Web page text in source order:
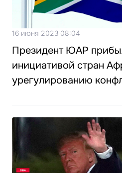
16 июня 2023 08:04
Президент ЮАР
инициативой стран
урегулированию